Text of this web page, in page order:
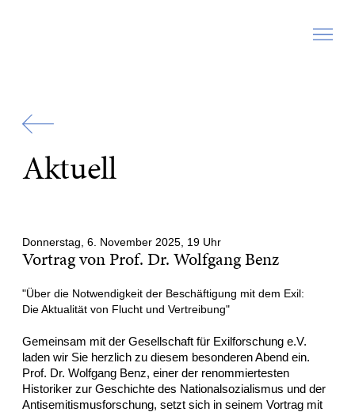
Aktuell
Donnerstag, 6. November 2025, 19 Uhr
Vortrag von Prof. Dr. Wolfgang Benz
"Über die Notwendigkeit der Beschäftigung mit dem Exil:
Die Aktualität von Flucht und Vertreibung"
Gemeinsam mit der Gesellschaft für Exilforschung e.V.
laden wir Sie herzlich zu diesem besonderen Abend ein.
Prof. Dr. Wolfgang Benz, einer der renommiertesten
Historiker zur Geschichte des Nationalsozialismus und der
Antisemitismusforschung, setzt sich in seinem Vortrag mit